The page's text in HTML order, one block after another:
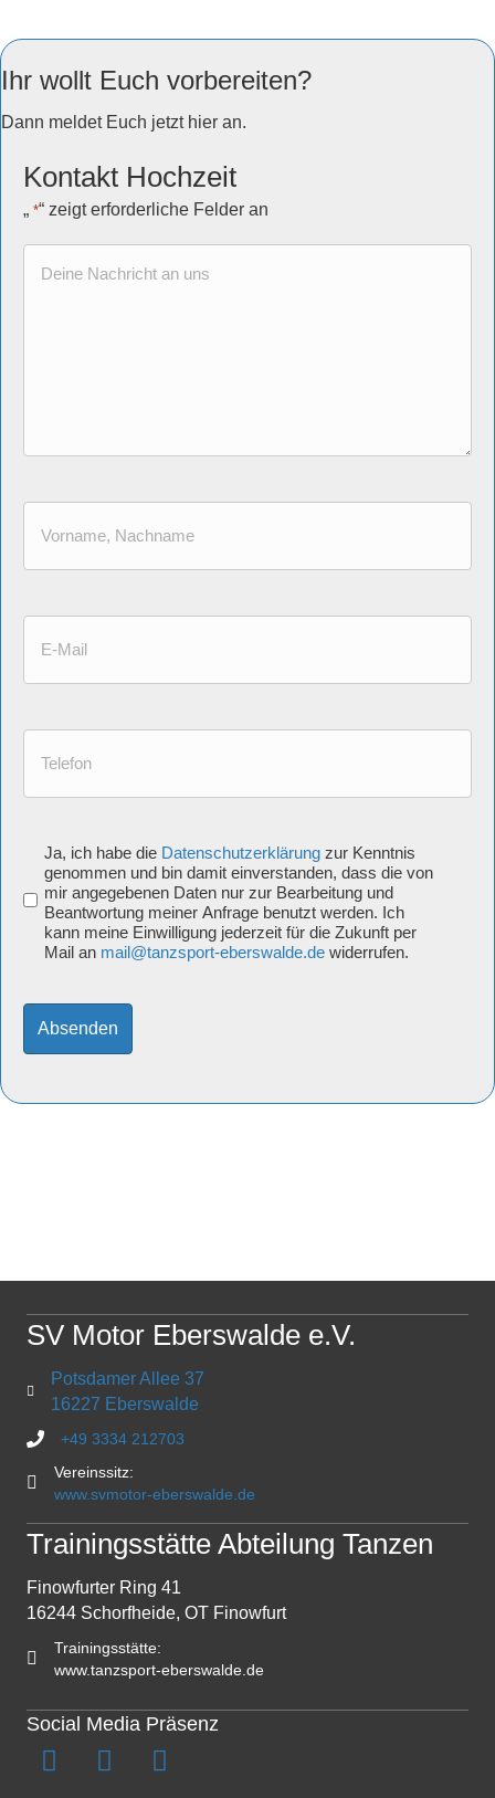
Ihr wollt Euch vorbereiten?
Dann meldet Euch jetzt hier an.
Kontakt Hochzeit
„ *“ zeigt erforderliche Felder an
Nachname
Mail
DSGVO
/
Datenschutz
Ja, ich habe die Datenschutzerklärung zur Kenntnis
genommen und bin damit einverstanden, dass die von
mir angegebenen Daten nur zur Bearbeitung und
Beantwortung meiner Anfrage benutzt werden. Ich
kann meine Einwilligung jederzeit für die Zukunft per
Mail an mail@tanzsport-eberswalde.de widerrufen.
SV Motor Eberswalde e.V.
Potsdamer Allee 37
16227 Eberswalde
+49 3334 212703
Vereinssitz:
www.svmotor-eberswalde.de
Trainingsstätte Abteilung Tanzen
Finowfurter Ring 41
16244 Schorfheide, OT Finowfurt
Trainingsstätte:
www.tanzsport-eberswalde.de
Social Media Präsenz